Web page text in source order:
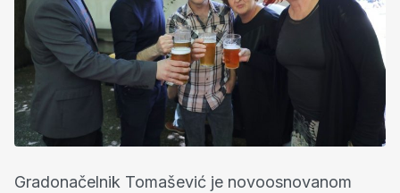
Gradonačelnik Tomašević je novoosnovanom